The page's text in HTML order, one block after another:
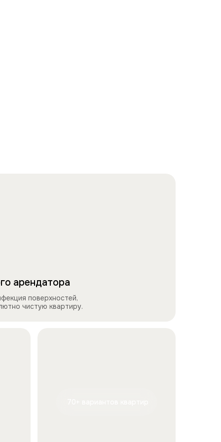
поверхностей,
чистую квартиру.
арендатора